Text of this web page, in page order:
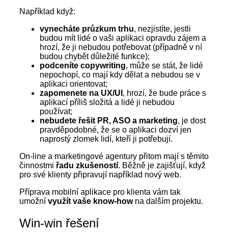
Například když:
vynecháte průzkum trhu, nezjistíte, jestli
budou mít lidé o vaši aplikaci opravdu zájem a
hrozí, že ji nebudou potřebovat (případně v ní
budou chybět důležité funkce);
podceníte copywriting, může se stát, že lidé
nepochopí, co mají kdy dělat a nebudou se v
aplikaci orientovat;
zapomenete na UX/UI , hrozí, že bude práce s
aplikací příliš složitá a lidé ji nebudou
používat;
nebudete řešit PR, ASO a marketing, je dost
pravděpodobné, že se o aplikaci dozví jen
naprostý zlomek lidí, kteří ji potřebují.
On-line a marketingové agentury přitom mají s těmito
činnostmi řadu zkušeností. Běžně je zajišťují, když
pro své klienty připravují například nový web.
Příprava mobilní aplikace pro klienta vám tak
umožní využít vaše know-howna dalším projektu.
Win-win řešení